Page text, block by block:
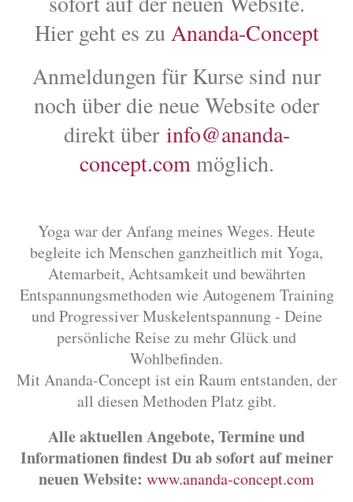
Hier geht es zu Ananda-Concept
Anmeldungen für Kurse sind nur
noch über die neue Website oder
direkt über info@ananda-
concept.commöglich.
Yoga war der Anfang meines Weges. Heute
begleite ich Menschen ganzheitlich mit Yoga,
Atemarbeit, Achtsamkeit und bewährten
Entspannungsmethoden wie Autogenem Training
und Progressiver Muskelentspannung - Deine
persönliche Reise zu mehr Glück und
Wohlbefinden.
Mit Ananda-Concept ist ein Raum entstanden, der
all diesen Methoden Platz gibt.
Alle aktuellen Angebote, Termine und
Informationen findest Du ab sofort auf meiner
neuen Website: www.ananda-concept.com